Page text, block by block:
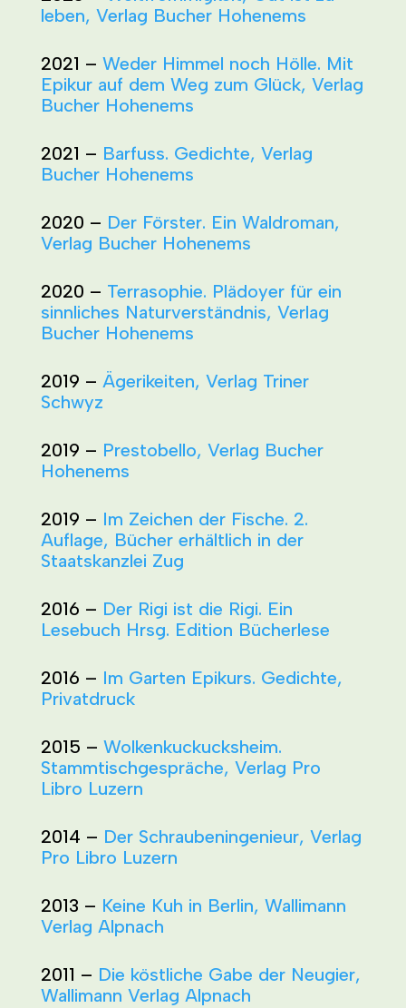
leben, Verlag Bucher Hohenems
2021 – Weder Himmel noch Hölle. Mit
Epikur auf dem Weg zum Glück, Verlag
Bucher Hohenems
2021 – Barfuss. Gedichte, Verlag
Bucher Hohenems
2020 – Der Förster. Ein Waldroman,
Verlag Bucher Hohenems
2020 – Terrasophie. Plädoyer für ein
sinnliches Naturverständnis, Verlag
Bucher Hohenems
2019 – Ägerikeiten, Verlag Triner
Schwyz
2019 – Prestobello, Verlag Bucher
Hohenems
2019 – Im Zeichen der Fische. 2.
Auflage, Bücher erhältlich in der
Staatskanzlei Zug
2016 – Der Rigi ist die Rigi. Ein
Lesebuch Hrsg. Edition Bücherlese
2016 – Im Garten Epikurs. Gedichte,
Privatdruck
2015 – Wolkenkuckucksheim.
Stammtischgespräche, Verlag Pro
Libro Luzern
2014 – Der Schraubeningenieur, Verlag
Pro Libro Luzern
2013 – Keine Kuh in Berlin, Wallimann
Verlag Alpnach
2011 – Die köstliche Gabe der Neugier,
Wallimann Verlag Alpnach